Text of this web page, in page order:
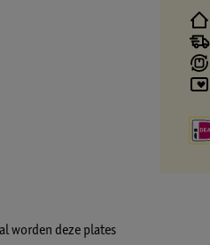
worden deze plates